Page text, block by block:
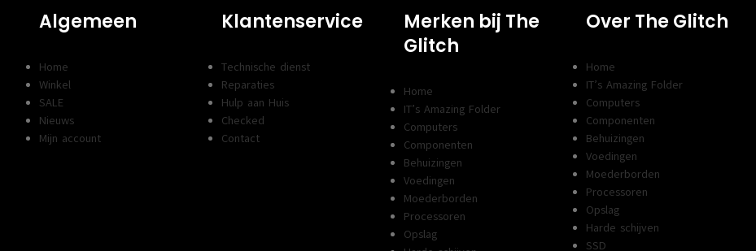
Algemeen
Home
Winkel
SALE
Nieuws
Mijn account
Klantenservice
Technische dienst
Reparaties
Hulp aan Huis
Checked
Contact
Merken bij The
Glitch
Home
IT’s Amazing Folder
Computers
Componenten
Behuizingen
Voedingen
Moederborden
Processoren
Opslag
Over The Glitch
Home
IT’s Amazing Folder
Computers
Componenten
Behuizingen
Voedingen
Moederborden
Processoren
Opslag
Harde schijven
SSD